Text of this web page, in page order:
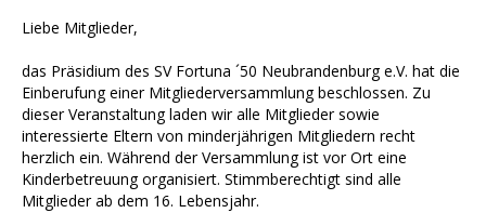
Liebe Mitglieder,
das Präsidium des SV Fortuna ´50 Neubrandenburg e.V. hat die
Einberufung einer Mitgliederversammlung beschlossen. Zu
dieser Veranstaltung laden wir alle Mitglieder sowie
interessierte Eltern von minderjährigen Mitgliedern recht
herzlich ein. Während der Versammlung ist vor Ort eine
Kinderbetreuung organisiert. Stimmberechtigt sind alle
Mitglieder ab dem 16. Lebensjahr.